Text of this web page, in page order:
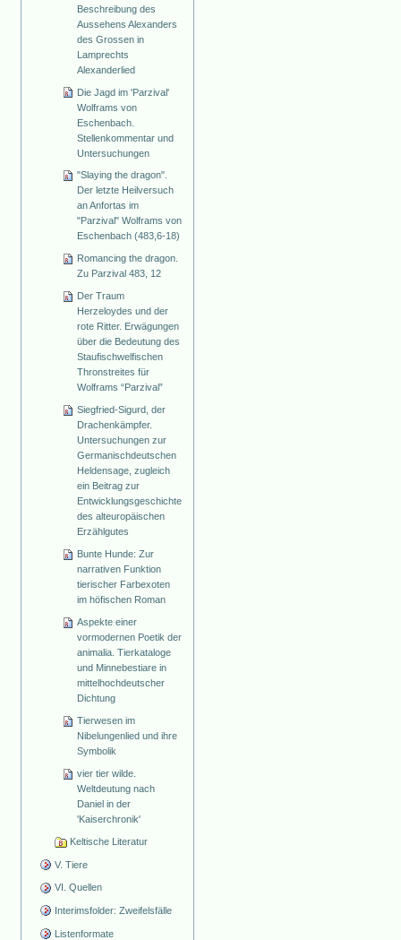
Beschreibung des
Aussehens Alexanders
des Grossen in
Lamprechts
Alexanderlied
Die Jagd im 'Parzival'
Wolframs von
Eschenbach.
Stellenkommentar und
Untersuchungen
"Slaying the dragon".
Der letzte Heilversuch
an Anfortas im
"Parzival" Wolframs von
Eschenbach (483,6-18)
Romancing the dragon.
Zu Parzival 483, 12
Der Traum
Herzeloydes und der
rote Ritter. Erwägungen
über die Bedeutung des
Staufischwelfischen
Thronstreites für
Wolframs “Parzival”
Siegfried-Sigurd, der
Drachenkämpfer.
Untersuchungen zur
Germanischdeutschen
Heldensage, zugleich
ein Beitrag zur
Entwicklungsgeschichte
des alteuropäischen
Erzählgutes
Bunte Hunde: Zur
narrativen Funktion
tierischer Farbexoten
im höfischen Roman
Aspekte einer
vormodernen Poetik der
animalia. Tierkataloge
und Minnebestiare in
mittelhochdeutscher
Dichtung
Tierwesen im
Nibelungenlied und ihre
Symbolik
vier tier wilde.
Weltdeutung nach
Daniel in der
'Kaiserchronik'
Keltische Literatur
V. Tiere
VI. Quellen
Interimsfolder: Zweifelsfälle
Listenformate